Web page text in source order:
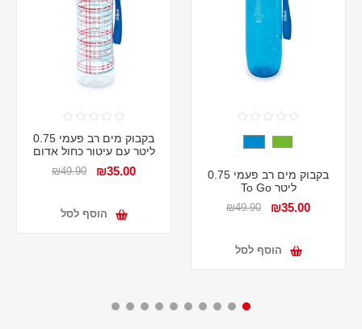
בקבוק מים רב פעמי 0.75
ליטר To Go
₪35.00
₪49.90
הוסף לסל
בקבוק מים רב פעמי 0.75
ליטר עם עיטור כחול אדום
₪35.00
₪49.90
הוסף לסל